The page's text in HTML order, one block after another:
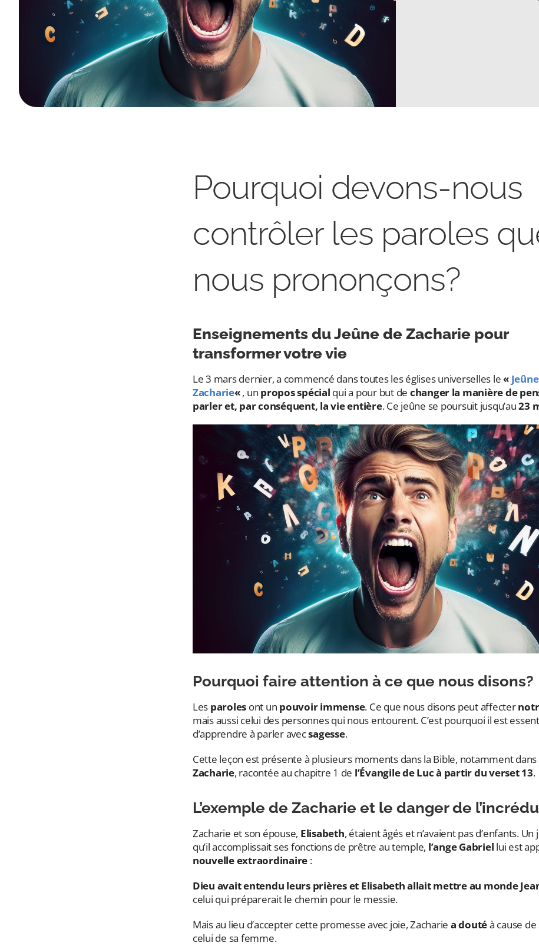
Pourquoi devons-nous
contrôler les paroles
nous prononçons?
Enseignements du Jeûne de Zacharie pour
transformer votre vie
Le 3 mars dernier, a commencé dans toutes les églises universelles le «
Zacharie«, un propos spécial qui a pour but de changer la manière de
parler et, par conséquent, la vie entière. Ce jeûne se poursuit jusqu’au23
Pourquoi faire attention à ce que nous disons?
Les paroles ont un pouvoir immense. Ce que nous disons peut affecter
mais aussi celui des personnes qui nous entourent. C’est pourquoi il est
d’apprendre à parler avecsagesse.
Cette leçon est présente à plusieurs moments dans la Bible, notamment dans
Zacharie, racontée au chapitre 1 de l’Évangile de Luc à partir du verset 13.
L’exemple de Zacharie et le danger de
Zacharie et son épouse, Elisabeth, étaient âgés et n’avaient pas d’enfants. Un
qu’il accomplissait ses fonctions de prêtre au temple, l’ange Gabriel lui est
nouvelle extraordinaire :
Dieu avait entendu leurs prières et Elisabeth allait mettre au monde
celui qui préparerait le chemin pour le messie.
Mais au lieu d’accepter cette promesse avec joie, Zacharie a doutéà cause
celui de sa femme.